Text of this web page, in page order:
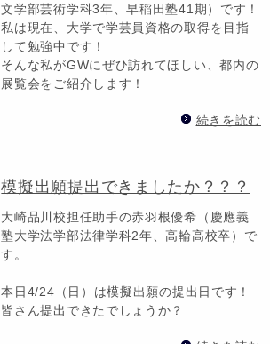
文学部芸術学科3年、早稲田塾41期）です！
私は現在、大学で学芸員資格の取得を目指
して勉強中です！
そんな私がGWにぜひ訪れてほしい、都内の
展覧会をご紹介します！
続きを読む
模擬出願提出できましたか？？？
大崎品川校担任助手の赤羽根優希（慶應義
塾大学法学部法律学科2年、高輪高校卒）で
す。
本日4/24（日）は模擬出願の提出日です！
皆さん提出できたでしょうか？